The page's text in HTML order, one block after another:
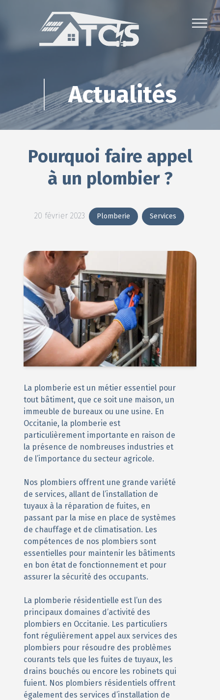
Actualités
Pourquoi faire appel
à un plombier ?
20 février 2023 Plomberie Services
La plomberie est un métier essentiel pour
tout bâtiment, que ce soit une maison, un
immeuble de bureaux ou une usine. En
Occitanie, la plomberie est
particulièrement importante en raison de
la présence de nombreuses industries et
de l’importance du secteur agricole.
Nos plombiers offrent une grande variété
de services, allant de l’installation de
tuyaux à la réparation de fuites, en
passant par la mise en place de systèmes
de chauffage et de climatisation. Les
compétences de nos plombiers sont
essentielles pour maintenir les bâtiments
en bon état de fonctionnement et pour
assurer la sécurité des occupants.
La plomberie résidentielle est l’un des
principaux domaines d’activité des
plombiers en Occitanie. Les particuliers
font régulièrement appel aux services des
plombiers pour résoudre des problèmes
courants tels que les fuites de tuyaux, les
drains bouchés ou encore les robinets qui
fuient. Nos plombiers résidentiels offrent
également des services d’installation de